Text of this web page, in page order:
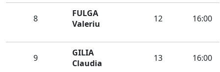
8
FULGA
Valeriu
12 16:00
9
GILIA
Claudia
13 16:00